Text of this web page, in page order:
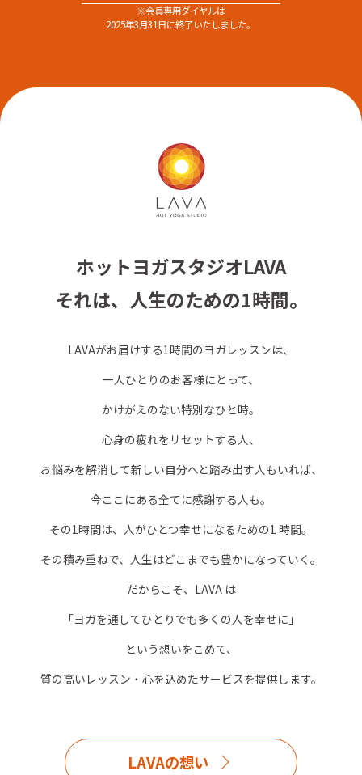
※会員専用ダイヤルは
2025年3月31日に終了いたしました。
ホットヨガスタジオLAVA
それは、人生のための1時間。
LAVAがお届けする1時間のヨガレッスンは、
一人ひとりのお客様にとって、
かけがえのない特別なひと時。
心身の疲れをリセットする人、
お悩みを解消して新しい自分へと踏み出す人もいれば、
今ここにある全てに感謝する人も。
その1時間は、人がひとつ幸せになるための1 時間。
その積み重ねで、人生はどこまでも豊かになっていく。
だからこそ、LAVA は
「ヨガを通してひとりでも多くの人を幸せに」
という想いをこめて、
質の高いレッスン・心を込めたサービスを提供します。
LAVAの想い